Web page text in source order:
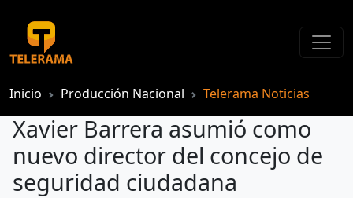
Inicio Producción Nacional Telerama Noticias
Xavier Barrera asumió como
nuevo director del concejo de
seguridad ciudadana